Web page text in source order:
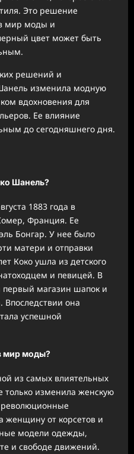
Это решение
мир моды и
цвет может быть
решений и
изменила модную
вдохновения для
Ее влияние
до сегодняшнего дня.
Шанель?
1883 года в
Франция. Ее
Бонгар. У нее было
матери и отправки
Коко ушла из детского
и певицей. В
первый магазин шапок и
Впоследствии она
успешной
мир моды?
из самых влиятельных
только изменила женскую
женщину от корсетов и
модели одежды,
и свободе движений.